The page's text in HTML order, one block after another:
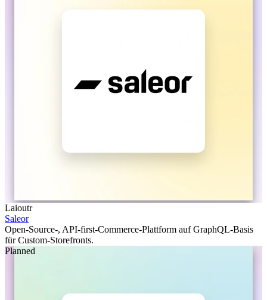
Laioutr
Saleor
Open-Source-, API-first-Commerce-Plattform auf GraphQL-Basis
für Custom-Storefronts.
Planned